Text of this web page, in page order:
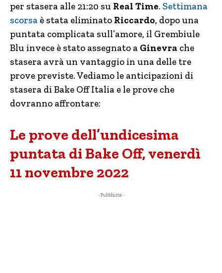
per stasera alle 21:20 su Real Time. Settimana
scorsa è stata eliminato Riccardo, dopo una
puntata complicata sull’amore, il Grembiule
Blu invece è stato assegnato a Ginevra che
stasera avrà un vantaggio in una delle tre
prove previste. Vediamo le anticipazioni di
stasera di Bake Off Italia e le prove che
dovranno affrontare:
Le prove dell’undicesima
puntata di Bake Off, venerdì
11 novembre 2022
- Pubblicità -